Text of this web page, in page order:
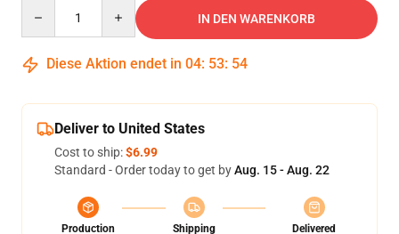
IN DEN WARENKORB
Diese Aktion endet in 04: 53: 53
Deliver to United States
Cost to ship:$6.99
Standard - Order today to get byAug. 15 - Aug. 22
Production
Shipping
Delivered